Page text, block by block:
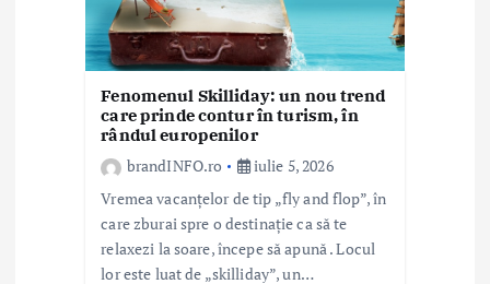
Fenomenul Skilliday: un nou trend
care prinde contur în turism, în
rândul europenilor
brandINFO.ro
iulie 5, 2026
Vremea vacanțelor de tip „fly and flop”, în
care zburai spre o destinație ca să te
relaxezi la soare, începe să apună . Locul
lor este luat de „skilliday”, un…